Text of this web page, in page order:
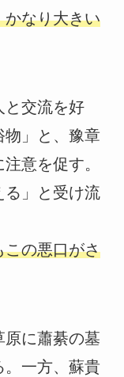
かなり大きい
と交流を好
物」と、豫章
意を促す。
る」と受け流
この悪口がさ
に蕭綦の墓
一方、蘇貴